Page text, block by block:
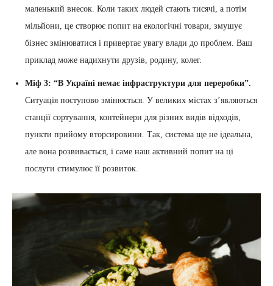
маленький внесок. Коли таких людей стають тисячі, а потім
мільйони, це створює попит на екологічні товари, змушує
бізнес змінюватися і привертає увагу влади до проблем. Ваш
приклад може надихнути друзів, родину, колег.
Міф 3: “В Україні немає інфраструктури для переробки”.
Ситуація поступово змінюється. У великих містах з’являються
станції сортування, контейнери для різних видів відходів,
пункти прийому вторсировини. Так, система ще не ідеальна,
але вона розвивається, і саме наш активний попит на ці
послуги стимулює її розвиток.